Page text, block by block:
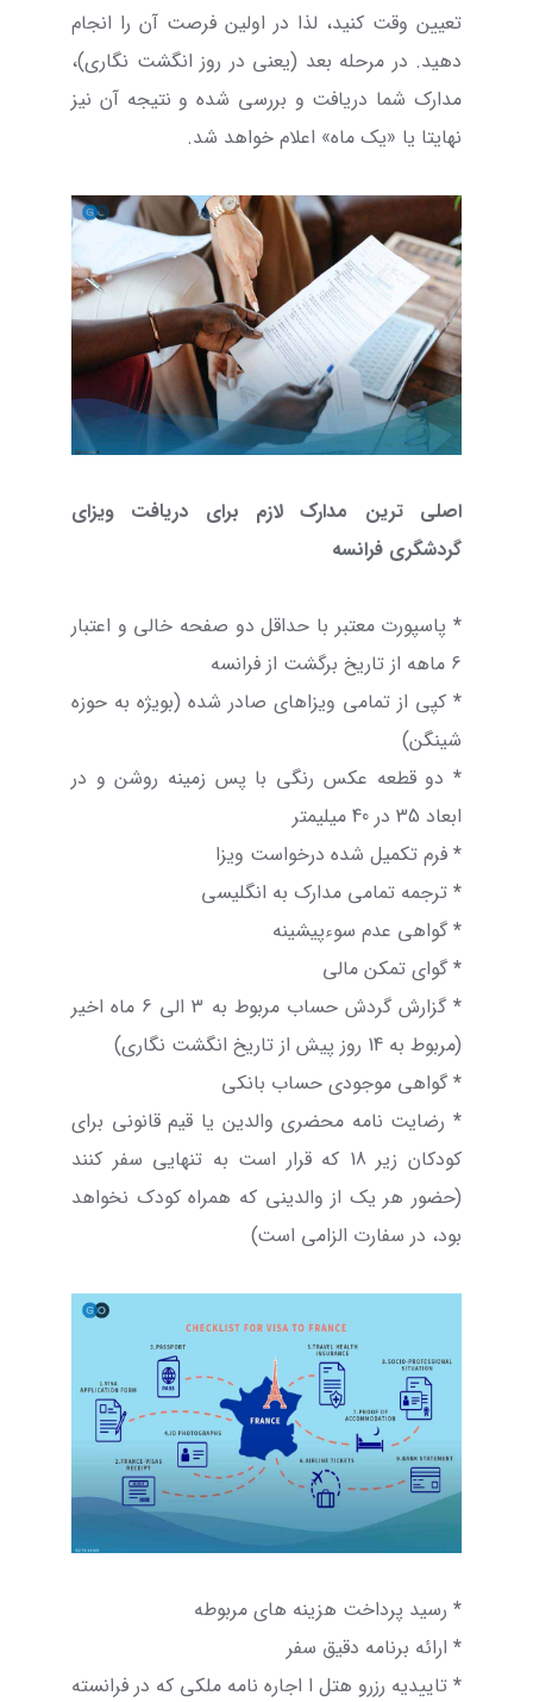
تعیین وقت کنید، لذا در اولین فرصت آن را انجام
دهید. در مرحله بعد (یعنی در روز انگشت نگاری)،
مدارک شما دریافت و بررسی شده و نتیجه آن نیز
نهایتا یا «یک ماه» اعلام خواهد شد.
اصلی ترین مدارک لازم برای دریافت ویزای
گردشگری فرانسه
* پاسپورت معتبر با حداقل دو صفحه خالی و اعتبار
6 ماهه از تاریخ برگشت از فرانسه
* کپی از تمامی ویزاهای صادر شده (بویژه به حوزه
شینگن)
* دو قطعه عکس رنگی با پس زمینه روشن و در
ابعاد 35 در 40 میلیمتر
* فرم تکمیل شده درخواست ویزا
* ترجمه تمامی مدارک به انگلیسی
*گواهی عدم سوءپیشینه
*گوای تمکن مالی
*
گزارش گردش حساب مربوط به 3 الی 6 ماه اخیر
(مربوط به 14 روز پیش از تاریخ انگشت نگاری)
*گواهی موجودی حساب بانکی
* رضایت نامه محضری والدین یا قیم قانونی برای
کودکان زیر 18 که قرار است به تنهایی سفر کنند
(حضور هر یک از والدینی که همراه کودک نخواهد
بود، در سفارت الزامی است)
* رسید پرداخت هزینه های مربوطه
* ارائه برنامه دقیق سفر
* تاییدیه رزرو هتل ا اجاره نامه ملکی که در فرانسته